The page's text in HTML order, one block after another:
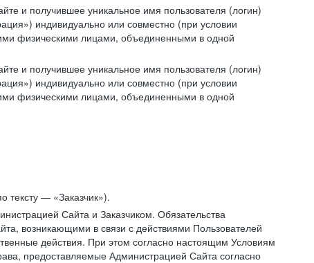
и получившее уникальное имя пользователя (логин)
индивидуально или совместно (при условии
физическими лицами, объединенными в одной
и получившее уникальное имя пользователя (логин)
индивидуально или совместно (при условии
физическими лицами, объединенными в одной
тексту — «Заказчик»).
Сайта и Заказчиком. Обязательства
возникающими в связи с действиями Пользователей
действия. При этом согласно настоящим Условиям
предоставляемые Администрацией Сайта согласно